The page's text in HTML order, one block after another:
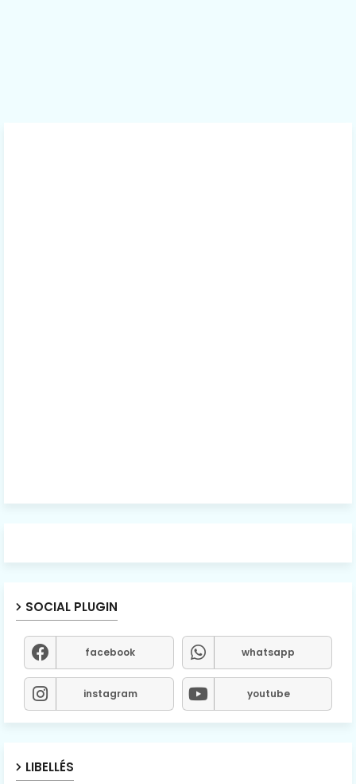
SOCIAL PLUGIN
facebook whatsapp
instagram youtube
LIBELLÉS